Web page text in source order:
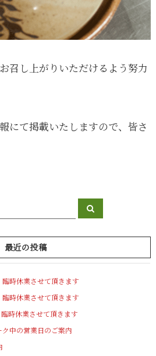
召し上がりいただけるよう努力
にて掲載いたしますので、皆さ
検
索
最近の投稿
時休業させて頂きます
時休業させて頂きます
時休業させて頂きます
中の営業日のご案内